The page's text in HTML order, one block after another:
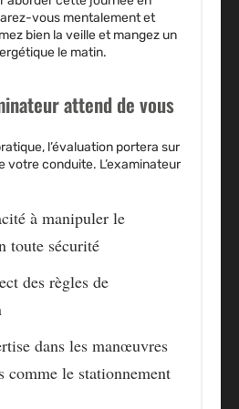
vous mentalement et
bien la veille et mangez un
le matin.
attend de vous
l’évaluation portera sur
votre conduite. L’examinateur
à manipuler le
toute sécurité
des règles de
dans les manœuvres
comme le stationnement